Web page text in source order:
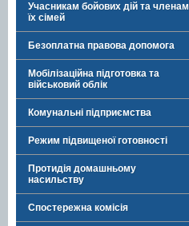
Учасникам бойових дій та членам
їх сімей
Безоплатна правова допомога
Мобілізаційна підготовка та
військовий облік
Комунальні підприємства
Режим підвищеної готовності
Протидія домашньому
насильству
Спостережна комісія